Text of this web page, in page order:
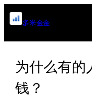
跳
至
多米金金
为什么有的
钱？